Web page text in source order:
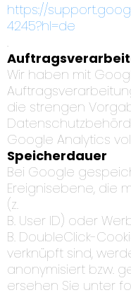
https://
4245?hl=de
.
Wir haben mit
die strengen
Google Analytics
Speicherdauer
Bei Google
Ereignisebene, die
(z.
B. User ID) oder
B. DoubleClick-
verknüpft sind,
anonymisiert bzw.
ersehen Sie unter